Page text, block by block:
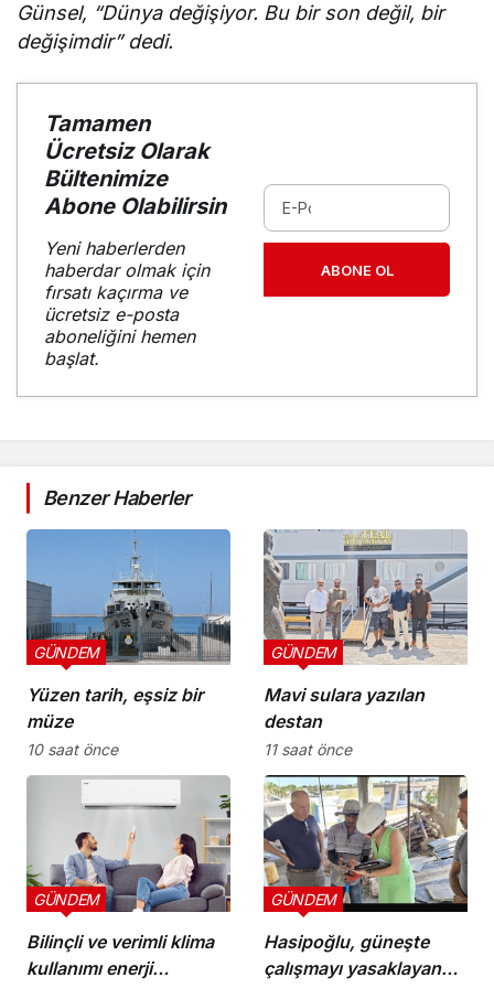
Günsel, “Dünya değişiyor. Bu bir son değil, bir
değişimdir” dedi.
Tamamen
Ücretsiz Olarak
Bültenimize
Abone Olabilirsin
Yeni haberlerden
haberdar olmak için
fırsatı kaçırma ve
ücretsiz e-posta
aboneliğini hemen
başlat.
ABONE OL
Benzer Haberler
Yüzen tarih, eşsiz bir
müze
GÜNDEM
10 saat önce
Mavi sulara yazılan
destan
GÜNDEM
11 saat önce
Bilinçli ve verimli klima
kullanımı enerji
GÜNDEM
Hasipoğlu, güneşte
çalışmayı yasaklayan
GÜNDEM